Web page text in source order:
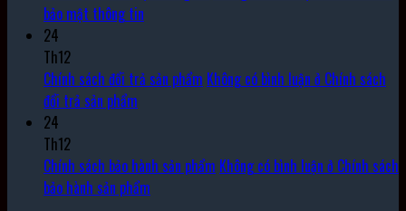
bảo mật thông tin
24
Th12
Chính sách đổi trả sản phẩm Không có bình luận ở Chính sách
đổi trả sản phẩm
24
Th12
Chính sách bảo hành sản phẩm Không có bình luận ở Chính sách
bảo hành sản phẩm